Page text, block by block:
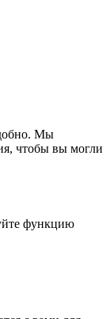
Мы
чтобы вы могли
функцию